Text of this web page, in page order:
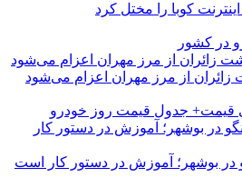
کوبا را مختل کرد
قیمت+ جدول قیمت روز خودرو
در بوشهر؛ آموزش در دستور کار است